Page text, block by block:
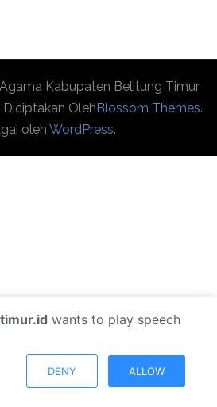
Kabupaten Belitung Timur
OlehBlossom Themes.
oleh WordPress.
wants to play speech
DENY ALLOW